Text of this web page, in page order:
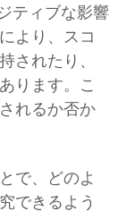
ティブな影響
より、スコ
されたり、
ります。こ
れるか否か
で、どのよ
できるよう